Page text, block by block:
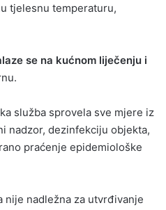
tjelesnu temperaturu,
se na kućnom liječenju i
služba sprovela sve mjere iz
nadzor, dezinfekciju objekta,
praćenje epidemiološke
nije nadležna za utvrđivanje